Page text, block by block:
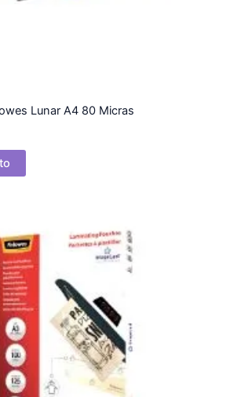
Lunar A4 80 Micras